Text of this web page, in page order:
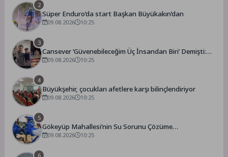
2
Süper Enduro’da start Başkan Büyükakın’dan
09.08.2026 10:25
3
Cansever ‘Güvenebileceğim Üç İnsandan Biri’ Demişti:
Mahmut Görgen’den Cansever’e Duygusal Veda
09.08.2026 10:25
4
Büyükşehir, çocukları afetlere karşı bilinçlendiriyor
09.08.2026 10:25
5
Gökeyüp Mahallesi’nin Su Sorunu Çözüme
Kavuşturuldu
09.08.2026 10:25
6